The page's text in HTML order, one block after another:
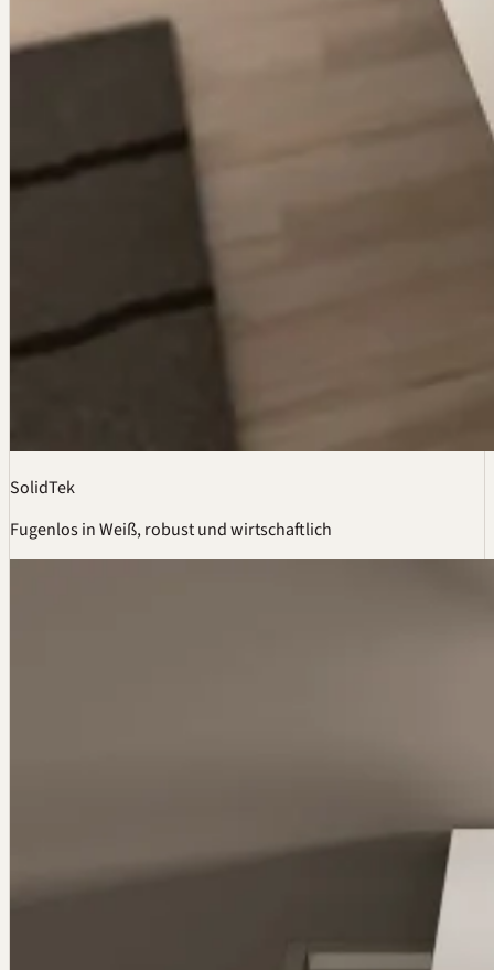
SolidTek
Fugenlos in Weiß, robust und wirtschaftlich